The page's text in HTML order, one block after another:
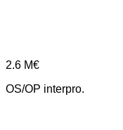
2.6 M€
OS/OP interpro.